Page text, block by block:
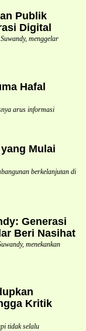
Publik
Digital
menggelar
Hafal
arus informasi
Mulai
berkelanjutan di
Generasi
Beri Nasihat
menekankan
Kritik
tidak selalu